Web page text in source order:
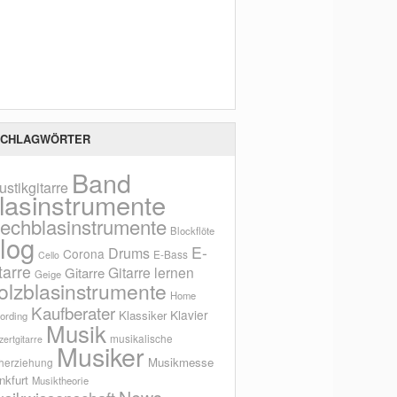
Band
Blockflöte
Cello Corona Drums E-Bass E-
Geige Gitarre Gitarre lernen
Home
Kaufberater Klassiker Klavier
Musik musikalische
Musiker Musikmesse
Musiktheorie